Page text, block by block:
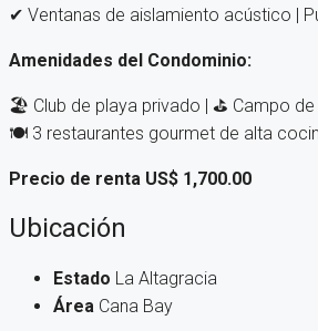
✔ Ventanas de aislamiento acústico |
Amenidades del Condominio:
🏖️ Club de playa privado | ⛳ Campo
🍽️ 3 restaurantes gourmet de alta
Precio de renta US$ 1,700.00
Ubicación
Estado La Altagracia
Área Cana Bay